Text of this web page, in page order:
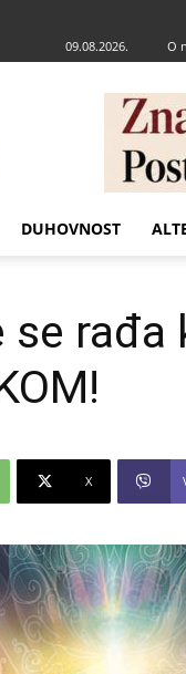
09.08.2026. O
DUHOVNOST
rađa
X